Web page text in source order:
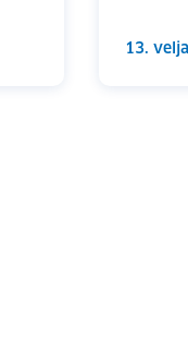
13.